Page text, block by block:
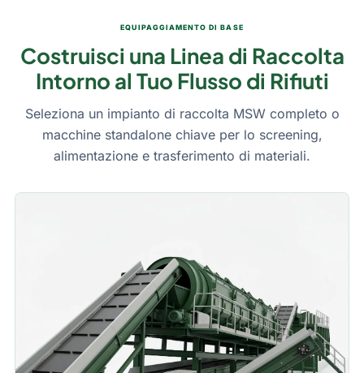
EQUIPAGGIAMENTO DI BASE
Costruisci una Linea di Raccolta
Intorno al Tuo Flusso di Rifiuti
Seleziona un impianto di raccolta MSW completo o
macchine standalone chiave per lo screening,
alimentazione e trasferimento di materiali.